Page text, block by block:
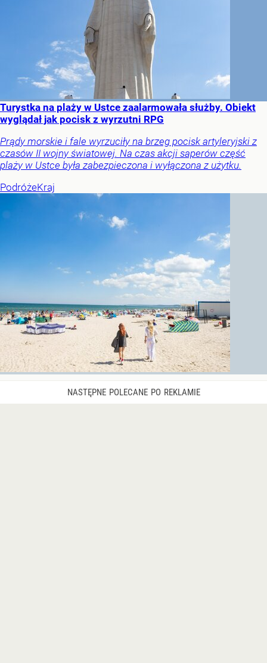
Turystka na plaży w Ustce zaalarmowała służby. Obiekt
wyglądał jak pocisk z wyrzutni RPG
Prądy morskie i fale wyrzuciły na brzeg pocisk artyleryjski z
czasów II wojny światowej. Na czas akcji saperów część
plaży w Ustce była zabezpieczona i wyłączona z użytku.
PodróżeKraj